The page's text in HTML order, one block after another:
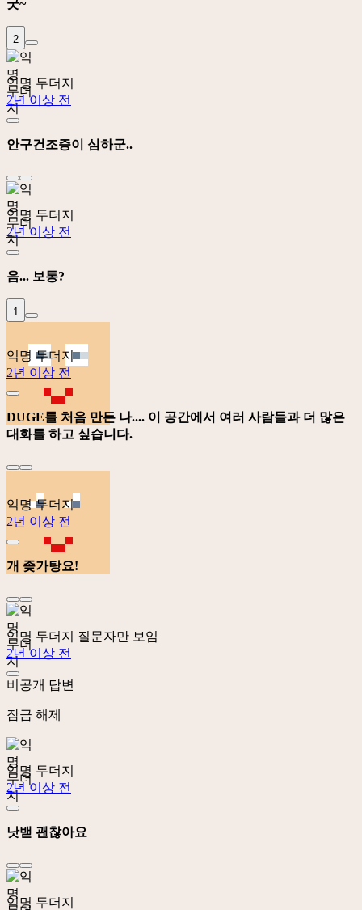
굿~
2
익명 두더지
2년 이상 전
안구건조증이 심하군..
익명 두더지
2년 이상 전
음... 보통?
1
익명 두더지
2년 이상 전
DUGE를 처음 만든 나.... 이 공간에서 여러 사람들과 더 많은
대화를 하고 싶습니다.
익명 두더지
2년 이상 전
개 좆가탕요!
익명 두더지
질문자만 보임
2년 이상 전
비공개 답변
잠금 해제
익명 두더지
2년 이상 전
낫밷 괜찮아요
익명 두더지